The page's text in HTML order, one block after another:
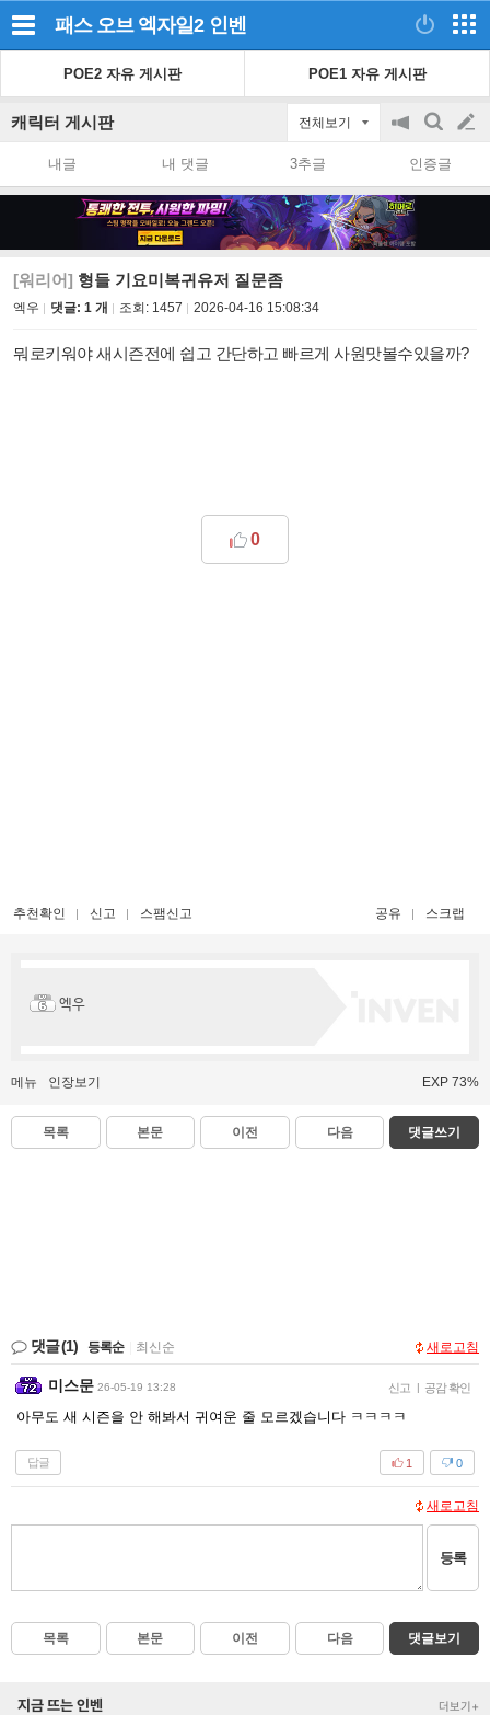
패스 오브 엑자일2 인벤
POE2 자유 게시판 POE1 자유 게시판
캐릭터 게시판 전체보기
공
on/off
검
색
글
쓰
내글 내 댓글 3추글 인증글
[워리어] 형들 기요미복귀유저 질문좀
엑우 댓글: 1 개 조회: 1457 2026-04-16 15:08:34
뭐로키워야 새시즌전에 쉽고 간단하고 빠르게 사원맛볼수있을까?
0
추천확인 신고 스팸신고 공유 스크랩
엑우
메뉴 인장보기 EXP 73%
목록 본문 이전 다음 댓글쓰기
댓글(1) 등록순 최신순 새로고침
미스문 26-05-19 13:28 신고 | 공감 확인
아무도 새 시즌을 안 해봐서 귀여운 줄 모르겠습니다 ㅋㅋㅋㅋ
답글 0
1
새로고침
등록
목록 본문 이전 다음 댓글보기
지금 뜨는 인벤 더보기+